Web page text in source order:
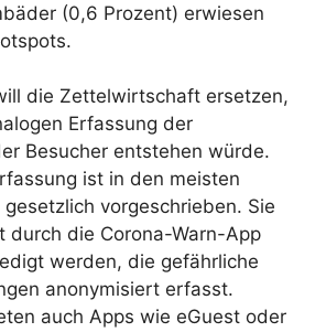
(0,6 Prozent) erwiesen
die Zettelwirtschaft ersetzen,
Erfassung der
Besucher entstehen würde.
ist in den meisten
vorgeschrieben. Sie
durch die Corona-Warn-App
werden, die gefährliche
anonymisiert erfasst.
auch Apps wie eGuest oder